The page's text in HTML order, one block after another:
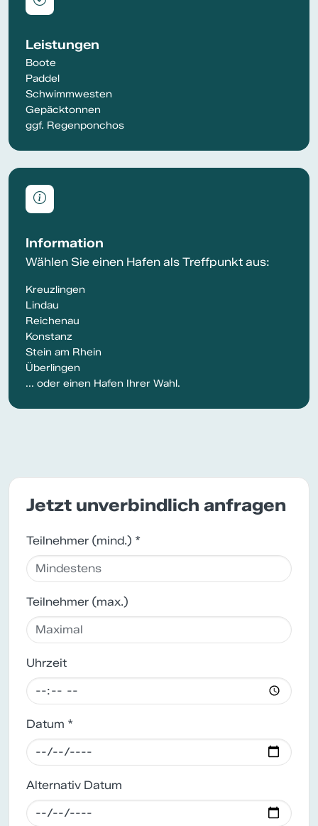
Leistungen
Boote
Paddel
Schwimmwesten
Gepäcktonnen
ggf. Regenponchos
Information
Wählen Sie einen Hafen als Treffpunkt aus:
Kreuzlingen
Lindau
Reichenau
Konstanz
Stein am Rhein
Überlingen
... oder einen Hafen Ihrer Wahl.
Jetzt unverbindlich anfragen
Teilnehmer (mind.) *
Teilnehmer (max.)
Uhrzeit
Datum *
Alternativ Datum